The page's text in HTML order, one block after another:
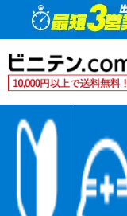
ビニールカーテン
ジャバラビニールカーテン
のれんカーテン式
ロールスクリーン
アコーディオンドア
ネットカーテン網
ご利用ガイド
他社との違い
ご注文の流れ
送料・配送方法
返品・交換